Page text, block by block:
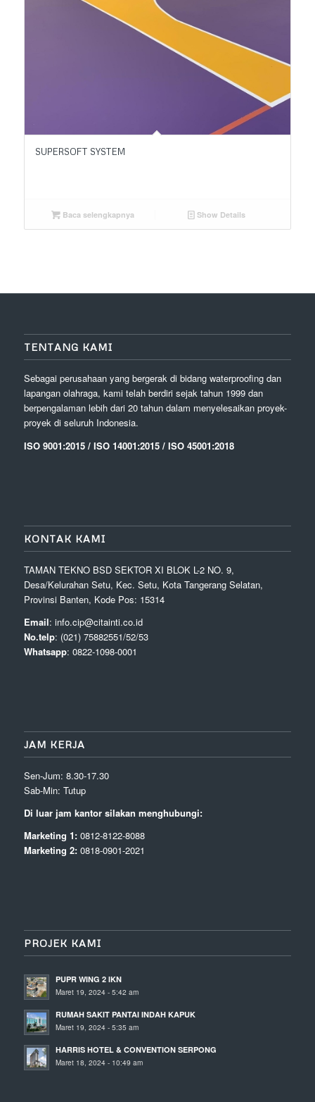
SUPERSOFT SYSTEM
Baca selengkapnya Show Details
TENTANG KAMI
Sebagai perusahaan yang bergerak di bidang waterproofing dan
lapangan olahraga, kami telah berdiri sejak tahun 1999 dan
berpengalaman lebih dari 20 tahun dalam menyelesaikan proyek-
proyek di seluruh Indonesia.
ISO 9001:2015 / ISO 14001:2015 / ISO 45001:2018
KONTAK KAMI
TAMAN TEKNO BSD SEKTOR XI BLOK L-2 NO. 9,
Desa/Kelurahan Setu, Kec. Setu, Kota Tangerang Selatan,
Provinsi Banten, Kode Pos: 15314
Email: info.cip@citainti.co.id
No.telp: (021) 75882551/52/53
Whatsapp: 0822-1098-0001
JAM KERJA
Sen-Jum: 8.30-17.30
Sab-Min: Tutup
Di luar jam kantor silakan menghubungi:
Marketing 1:0812-8122-8088
Marketing 2:0818-0901-2021
PROJEK KAMI
PUPR WING 2 IKN
Maret 19, 2024 - 5:42 am
RUMAH SAKIT PANTAI INDAH KAPUK
Maret 19, 2024 - 5:35 am
HARRIS HOTEL & CONVENTION SERPONG
Maret 18, 2024 - 10:49 am